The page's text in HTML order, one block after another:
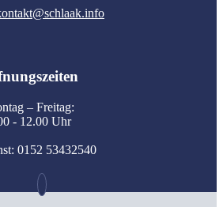
– Freitag:
- 12.00 Uhr
0152 53432540